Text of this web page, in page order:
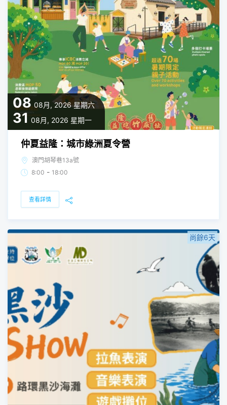
08 08月, 2026 星期六
31 08月, 2026 星期一
仲夏益隆：城市綠洲夏令營
澳門胡琴巷13a號
8:00 - 18:00
查看詳情
尚餘6天